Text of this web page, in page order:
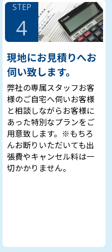
井上様
きましたが、丁寧に
ざいました！仏壇を
初めに出てきた会社
ったので利用させて
良くしてもらえたと
きはもちろんです
供養証明書と一緒に
養も丁寧に行ってく
できました。引っ越
ればまた利用させて
）在住 白石様
STEP
4
現地にお見積りへお
伺い致します。
弊社の専属スタッフお客
様のご自宅へ伺いお客様
と相談しながらお客様に
あった特別なプランをご
用意致します。※もちろ
んお断りいただいても出
張費やキャンセル料は一
切かかりません。